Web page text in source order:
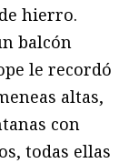
hierro.
balcón
le recordó
altas,
con
todas ellas